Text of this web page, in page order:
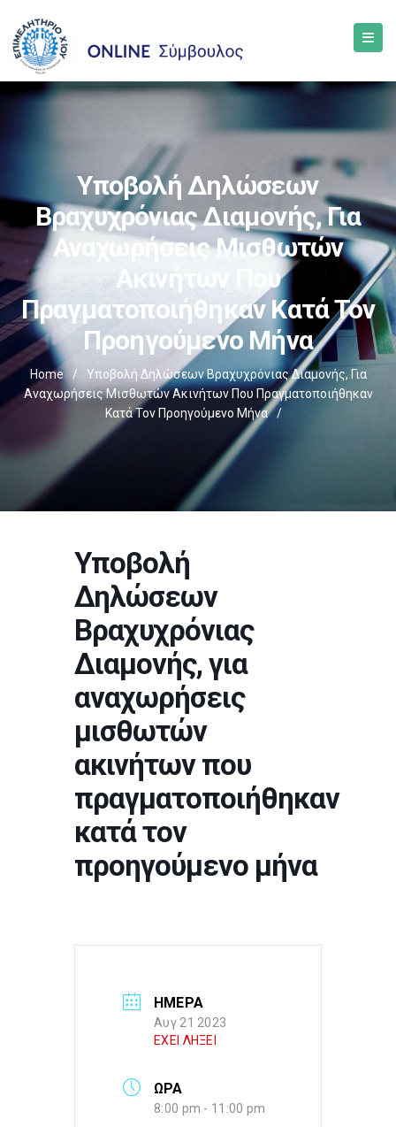
Υποβολή Δηλώσεων
Βραχυχρόνιας Διαμονής, Για
Αναχωρήσεις Μισθωτών
Ακινήτων Που
Πραγματοποιήθηκαν Κατά Τον
Προηγούμενο Μήνα
Home /
Υποβολή Δηλώσεων Βραχυχρόνιας Διαμονής, Για
Αναχωρήσεις Μισθωτών Ακινήτων Που Πραγματοποιήθηκαν
Κατά Τον Προηγούμενο Μήνα
/
Υποβολή
Δηλώσεων
Βραχυχρόνιας
Διαμονής, για
αναχωρήσεις
μισθωτών
ακινήτων που
πραγματοποιήθηκαν
κατά τον
προηγούμενο μήνα
ΗΜΕΡΑ
Αυγ 21 2023
ΕΧΕΙ ΛΗΞΕΙ
ΩΡΑ
8:00 pm - 11:00 pm